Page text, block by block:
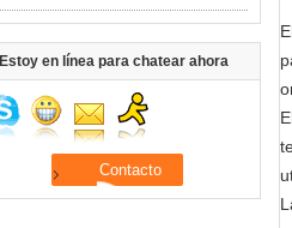
Estoy en línea para chatear ahora